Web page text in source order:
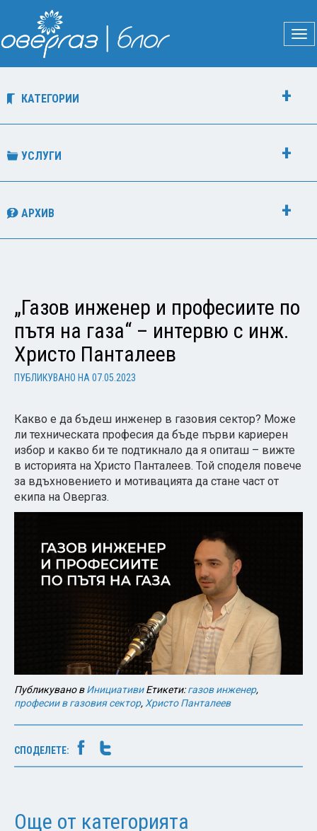
КАТЕГОРИИ
УСЛУГИ
АРХИВ
„Газов инженер и професиите по
пътя на газа“ – интервю с инж.
Христо Панталеев
ПУБЛИКУВАНО НА 07.05.2023
Какво е да бъдеш инженер в газовия сектор? Може
ли техническата професия да бъде първи кариерен
избор и какво би те подтикнало да я опиташ – вижте
в историята на Христо Панталеев. Той споделя повече
за вдъхновението и мотивацията да стане част от
екипа на Овергаз.
Публикувано вИнициативи Етикети:газов инженер,
професии в газовия сектор, Христо Панталеев
СПОДЕЛЕТЕ:
Още от категорията